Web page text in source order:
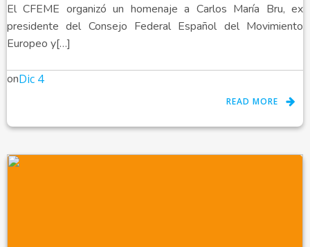
El CFEME organizó un homenaje a Carlos María Bru, ex
presidente del Consejo Federal Español del Movimiento
Europeo y[…]
onDic 4
READ MORE